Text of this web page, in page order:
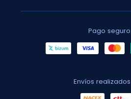
Pago seguro:
Envíos